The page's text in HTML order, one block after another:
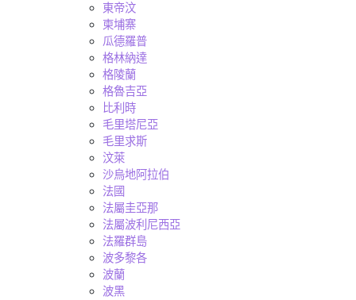
東帝汶
柬埔寨
瓜德羅普
格林納達
格陵蘭
格魯吉亞
比利時
毛里塔尼亞
毛里求斯
汶萊
沙烏地阿拉伯
法國
法屬圭亞那
法屬波利尼西亞
法羅群島
波多黎各
波蘭
波黑